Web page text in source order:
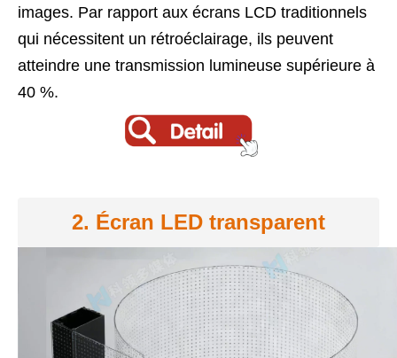
images. Par rapport aux écrans LCD traditionnels
qui nécessitent un rétroéclairage, ils peuvent
atteindre une transmission lumineuse supérieure à
40 %.
2. Écran LED transparent